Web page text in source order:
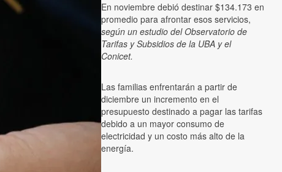
En noviembre debió destinar $134.173 en
promedio para afrontar esos servicios,
según un estudio del Observatorio de
Tarifas y Subsidios de la UBA y el
Conicet.
Las familias enfrentarán a partir de
diciembre un incremento en el
presupuesto destinado a pagar las tarifas
debido a un mayor consumo de
electricidad y un costo más alto de la
energía.